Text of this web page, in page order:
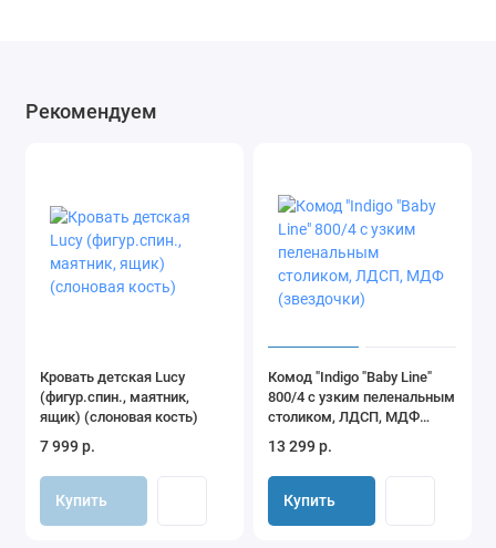
Рекомендуем
Кровать детская Lucy
(фигур.спин., маятник,
ящик) (слоновая кость)
7 999 р.
Купить
Комод "Indigo "Baby Line"
800/4 с узким пеленальным
столиком, ЛДСП, МДФ
13 299 р.
Купить